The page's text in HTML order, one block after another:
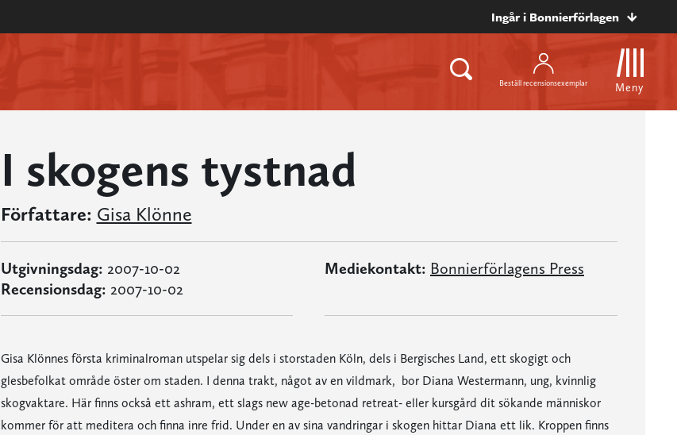
Ingår i Bonnierförlagen
Beställ recensionsexemplar Meny
I skogens tystnad
Författare: Gisa Klönne
Utgivningsdag: 2007-10-02
Recensionsdag: 2007-10-02
Mediekontakt: Bonnierförlagens Press
Gisa Klönnes första kriminalroman utspelar sig dels i storstaden Köln, dels i Bergisches Land, ett skogigt och
glesbefolkat område öster om staden. I denna trakt, något av en vildmark, bor Diana Westermann, ung, kvinnlig
skogvaktare. Här finns också ett ashram, ett slags new age-betonad retreat- eller kursgård dit sökande människor
kommer för att meditera och finna inre frid. Under en av sina vandringar i skogen hittar Diana ett lik. Kroppen finns